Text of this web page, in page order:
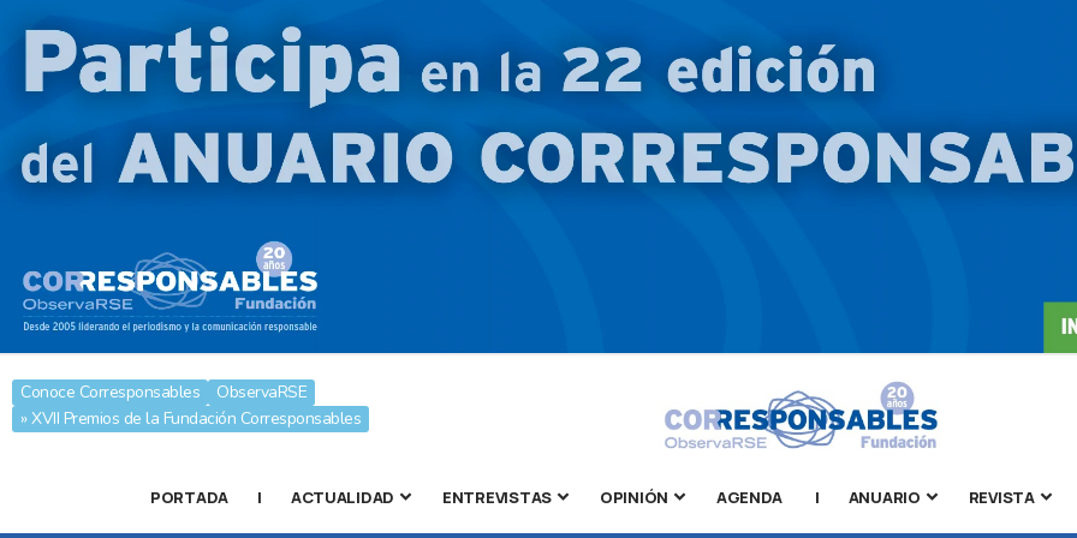
Conoce Corresponsables
ObservaRSE
» XVII Premios de la Fundación Corresponsables
PORTADA | ACTUALIDAD ENTREVISTAS OPINIÓN AGENDA | ANUARIO REVISTA